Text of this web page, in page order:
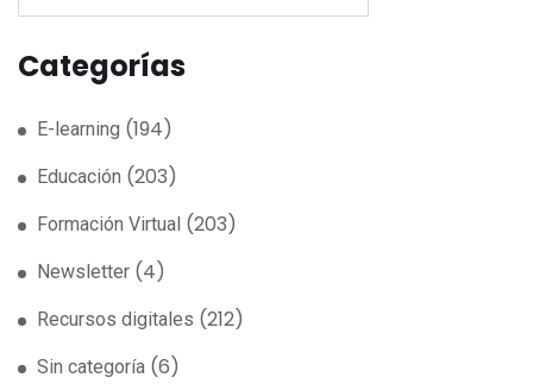
Categorías
E-learning (194)
Educación (203)
Formación Virtual (203)
Newsletter (4)
Recursos digitales (212)
Sin categoría (6)